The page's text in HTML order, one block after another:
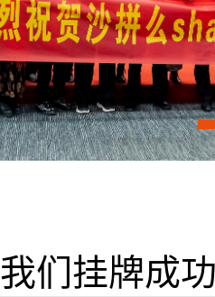
我们挂牌成